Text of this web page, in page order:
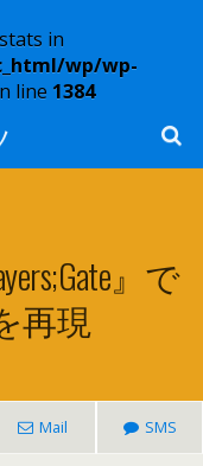
in
wp/wp-
line 1384
』で
再現
Mail SMS